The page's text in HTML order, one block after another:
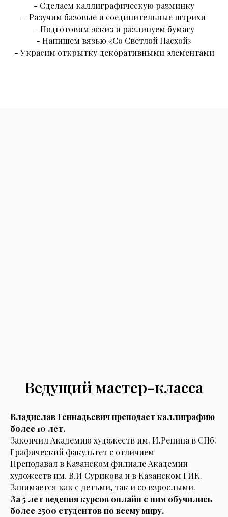
- Сделаем каллиграфическую разминку
- Разучим базовые и соединительные штрихи
- Подготовим эскиз и разлинуем бумагу
- Напишем вязью «Со Светлой Пасхой»
- Украсим открытку декоративными элементами
Ведущий мастер-класса
Владислав Геннадьевич преподает каллиграфию
более 10 лет.
Закончил Академию художеств им. И.Репина в СПб.
Графический факультет с отличием
Преподавал в Казанском филиале Академии
художеств им. В.И Сурикова и в Казанском ГИК.
Занимается как с детьми, так и со взрослыми.
За 5 лет ведения курсов онлайн с ним обучились
более 2500 студентов по всему миру.